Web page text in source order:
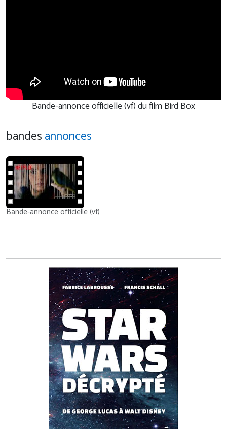
Bande-annonce officielle (vf) du film Bird Box
bandesannonces
Bande-annonce officielle (vf)